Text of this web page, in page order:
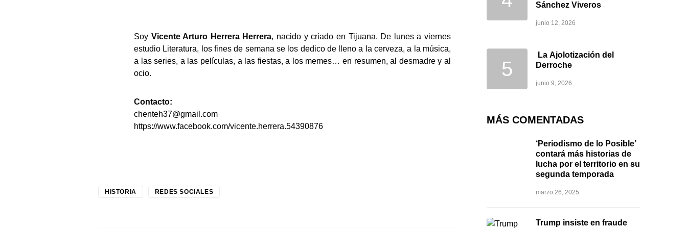
Soy Vicente Arturo Herrera Herrera, nacido y criado en Tijuana. De lunes a viernes
estudio Literatura, los fines de semana se los dedico de lleno a la cerveza, a la música,
a las series, a las películas, a las fiestas, a los memes… en resumen, al desmadre y al
ocio.
Contacto:
chenteh37@gmail.com
https://www.facebook.com/vicente.herrera.54390876
HISTORIA REDES SOCIALES
Sánchez Viveros
junio 12, 2026
La Ajolotización del
Derroche
junio 9, 2026
MÁS COMENTADAS
‘Periodismo de lo Posible’
contará más historias de
lucha por el territorio en su
segunda temporada
marzo 26, 2025
Trump insiste en fraude